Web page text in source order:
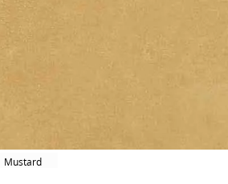
Mustard